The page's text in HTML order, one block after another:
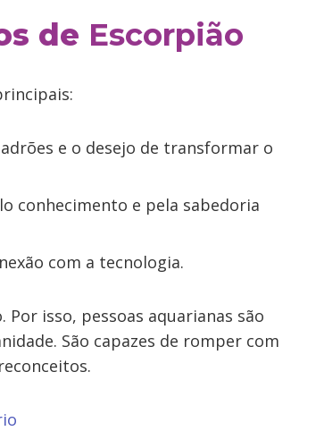
de Escorpião
e o desejo de transformar o
conhecimento e pela sabedoria
com a tecnologia.
Por isso, pessoas aquarianas são
São capazes de romper com